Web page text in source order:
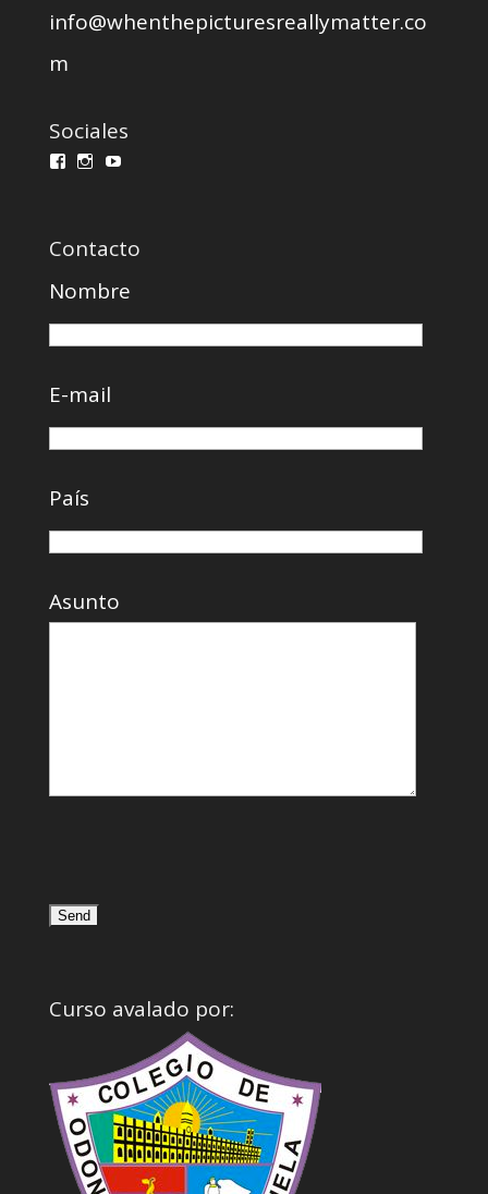
info@whenthepicturesreallymatter.co
m
Sociales
Ver
Facebook
Ver
Instagram
Ver
YouTube
Contacto
Nombre
E-mail
País
Asunto
Curso avalado por: